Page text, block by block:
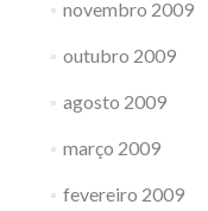
novembro 2009
outubro 2009
agosto 2009
março 2009
fevereiro 2009